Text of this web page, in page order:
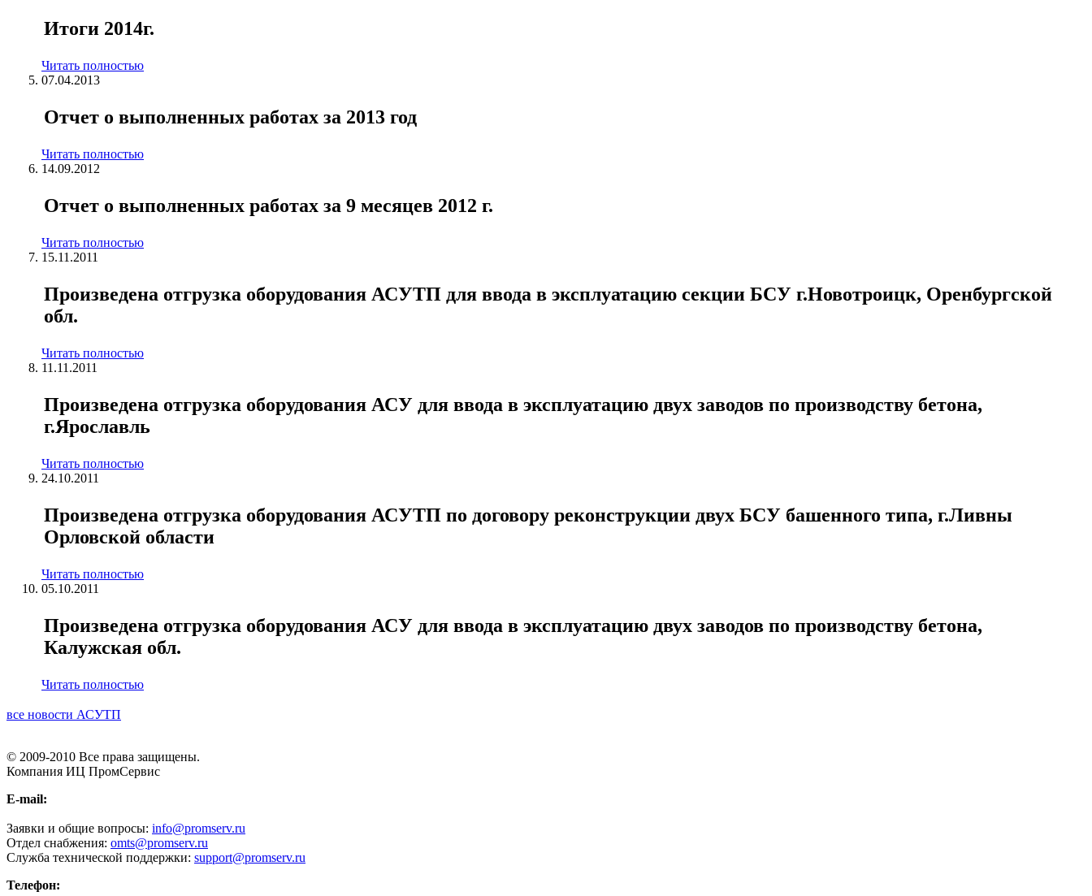
Итоги 2014г.
Читать полностью
07.04.2013
Отчет о выполненных работах за 2013 год
Читать полностью
14.09.2012
Отчет о выполненных работах за 9 месяцев 2012 г.
Читать полностью
15.11.2011
Произведена отгрузка оборудования АСУТП для ввода в эксплуатацию секции БСУ г.Новотроицк, Оренбургской
обл.
Читать полностью
11.11.2011
Произведена отгрузка оборудования АСУ для ввода в эксплуатацию двух заводов по производству бетона,
г.Ярославль
Читать полностью
24.10.2011
Произведена отгрузка оборудования АСУТП по договору реконструкции двух БСУ башенного типа, г.Ливны
Орловской области
Читать полностью
05.10.2011
Произведена отгрузка оборудования АСУ для ввода в эксплуатацию двух заводов по производству бетона,
Калужская обл.
Читать полностью
все новости АСУТП
© 2009-2010 Все права защищены.
Компания ИЦ ПромСервис
E-mail:
Заявки и общие вопросы: info@promserv.ru
Отдел снабжения: omts@promserv.ru
Служба технической поддержки: support@promserv.ru
Телефон: